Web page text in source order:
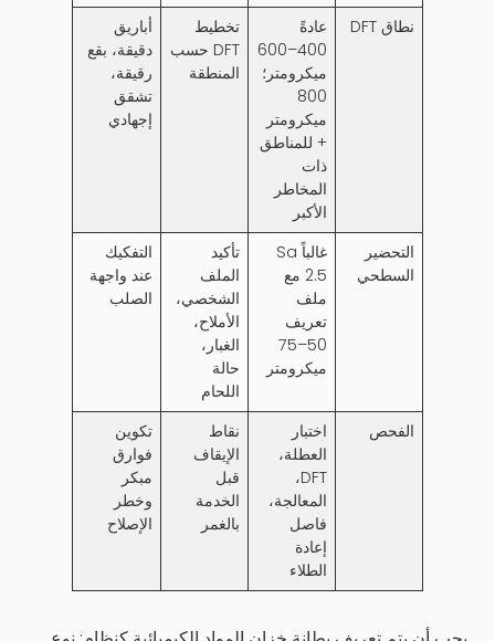
نطاق DFT
عادةً
400–600
ميكرومتر؛
800
ميكرومتر
+ للمناطق
ذات
المخاطر
الأكبر
تخطيط
DFT حسب
المنطقة
أباريق
دقيقة، بقع
رقيقة،
تشقق
إجهادي
التحضير
السطحي
غالباً Sa
2.5 مع
ملف
تعريف
50–75
ميكرومتر
تأكيد
الملف
الشخصي،
الأملاح،
الغبار،
حالة
اللحام
التفكيك
عند واجهة
الصلب
الفحص
اختبار
العطلة،
DFT،
المعالجة،
فاصل
إعادة
الطلاء
نقاط
الإيقاف
قبل
الخدمة
بالغمر
تكوين
فوارق
مبكر
وخطر
الإصلاح